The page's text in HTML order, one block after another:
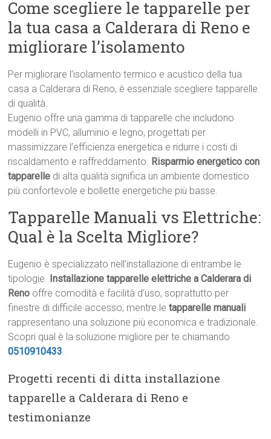
Come scegliere le tapparelle per
la tua casa a Calderara di Reno e
migliorare l’isolamento
Per migliorare l’isolamento termico e acustico della tua
casa a Calderara di Reno, è essenziale scegliere tapparelle
di qualità.
Eugenio offre una gamma di tapparelle che includono
modelli in PVC, alluminio e legno, progettati per
massimizzare l’efficienza energetica e ridurre i costi di
riscaldamento e raffreddamento. Risparmio energetico con
tapparelle di alta qualità significa un ambiente domestico
più confortevole e bollette energetiche più basse.
Tapparelle Manuali vs Elettriche:
Qual è la Scelta Migliore?
Eugenio è specializzato nell’installazione di entrambe le
tipologie. Installazione tapparelle elettriche a Calderara di
Reno offre comodità e facilità d’uso, soprattutto per
finestre di difficile accesso, mentre letapparelle manuali
rappresentano una soluzione più economica e tradizionale.
Scopri qual è la soluzione migliore per te chiamando
0510910433.
Progetti recenti di ditta installazione
tapparelle a Calderara di Reno e
testimonianze